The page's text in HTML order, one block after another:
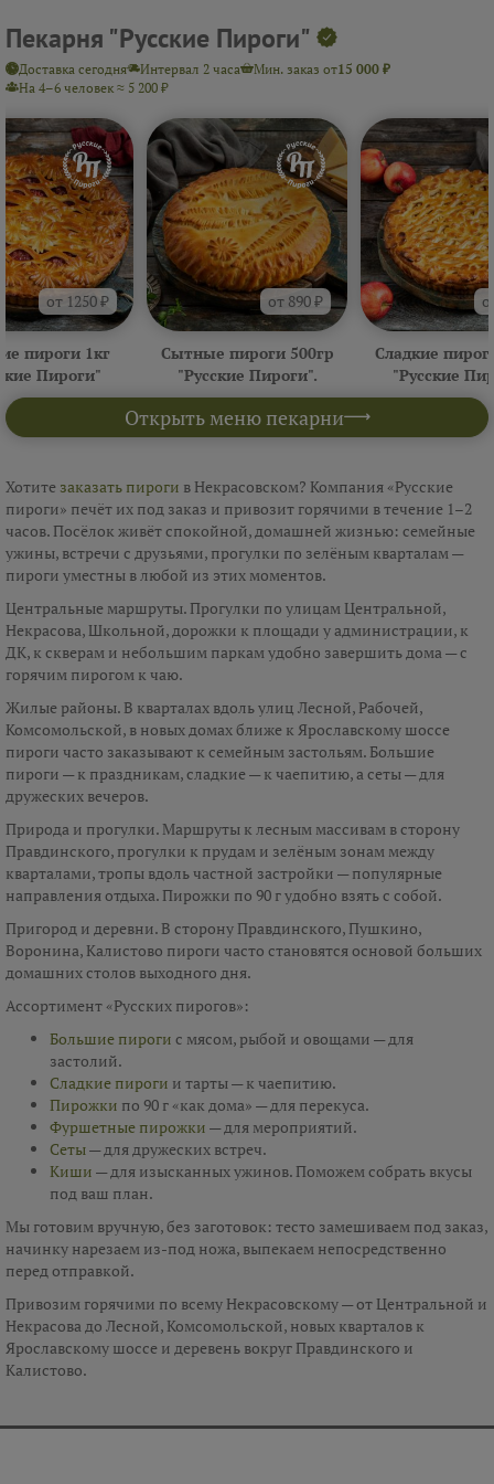
Пекарня "Русские Пироги"
Открыть меню пекарни
Доставка сегодня Интервал 2 часа Мин. заказ от15 000 ₽
На 4–6 человек ≈ 5 200 ₽
от 1250 ₽
пироги 1кг
Пироги"
от 890 ₽
Сытные пироги 500гр
"Русские Пироги".
Сладкие
"Русские
Хотите заказать пироги в Некрасовском? Компания «Русские
пироги» печёт их под заказ и привозит горячими в течение 1–2
часов. Посёлок живёт спокойной, домашней жизнью: семейные
ужины, встречи с друзьями, прогулки по зелёным кварталам —
пироги уместны в любой из этих моментов.
Центральные маршруты. Прогулки по улицам Центральной,
Некрасова, Школьной, дорожки к площади у администрации, к
ДК, к скверам и небольшим паркам удобно завершить дома — с
горячим пирогом к чаю.
Жилые районы. В кварталах вдоль улиц Лесной, Рабочей,
Комсомольской, в новых домах ближе к Ярославскому шоссе
пироги часто заказывают к семейным застольям. Большие
пироги — к праздникам, сладкие — к чаепитию, а сеты — для
дружеских вечеров.
Природа и прогулки. Маршруты к лесным массивам в сторону
Правдинского, прогулки к прудам и зелёным зонам между
кварталами, тропы вдоль частной застройки — популярные
направления отдыха. Пирожки по 90 г удобно взять с собой.
Пригород и деревни. В сторону Правдинского, Пушкино,
Воронина, Калистово пироги часто становятся основой больших
домашних столов выходного дня.
Ассортимент «Русских пирогов»:
Большие пироги с мясом, рыбой и овощами — для
застолий.
Сладкие пироги и тарты — к чаепитию.
Пирожки по 90 г «как дома» — для перекуса.
Фуршетные пирожки — для мероприятий.
Сеты— для дружеских встреч.
Киши — для изысканных ужинов. Поможем собрать вкусы
под ваш план.
Мы готовим вручную, без заготовок: тесто замешиваем под заказ,
начинку нарезаем из-под ножа, выпекаем непосредственно
перед отправкой.
Привозим горячими по всему Некрасовскому — от Центральной и
Некрасова до Лесной, Комсомольской, новых кварталов к
Ярославскому шоссе и деревень вокруг Правдинского и
Калистово.